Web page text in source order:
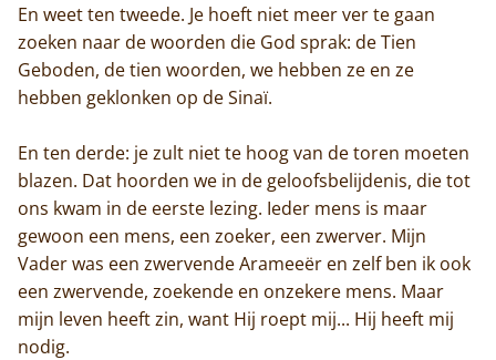
En weet ten tweede. Je hoeft niet meer ver te gaan
zoeken naar de woorden die God sprak: de Tien
Geboden, de tien woorden, we hebben ze en ze
hebben geklonken op de Sinaï.
En ten derde: je zult niet te hoog van de toren moeten
blazen. Dat hoorden we in de geloofsbelijdenis, die tot
ons kwam in de eerste lezing. Ieder mens is maar
gewoon een mens, een zoeker, een zwerver. Mijn
Vader was een zwervende Arameeër en zelf ben ik ook
een zwervende, zoekende en onzekere mens. Maar
mijn leven heeft zin, want Hij roept mij... Hij heeft mij
nodig.